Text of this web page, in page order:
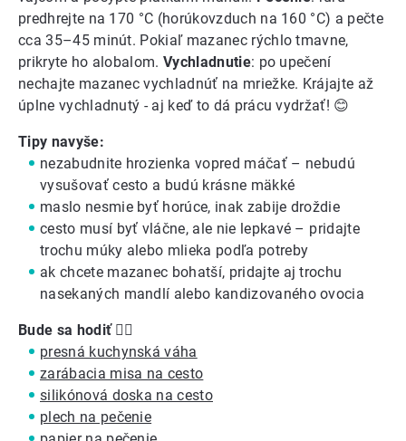
predhrejte na 170 °C (horúkovzduch na 160 °C) a pečte
cca 35–45 minút. Pokiaľ mazanec rýchlo tmavne,
prikryte ho alobalom.Vychladnutie: po upečení
nechajte mazanec vychladnúť na mriežke. Krájajte až
úplne vychladnutý - aj keď to dá prácu vydržať! 😊
Tipy navyše:
nezabudnite hrozienka vopred máčať –⁠ nebudú
vysušovať cesto a budú krásne mäkké
maslo nesmie byť horúce, inak zabije droždie
cesto musí byť vláčne, ale nie lepkavé –⁠ pridajte
trochu múky alebo mlieka podľa potreby
ak chcete mazanec bohatší, pridajte aj trochu
nasekaných mandlí alebo kandizovaného ovocia
Bude sa hodiť 👍🏼
presná kuchynská váha
zarábacia misa na cesto
silikónová doska na cesto
plech na pečenie